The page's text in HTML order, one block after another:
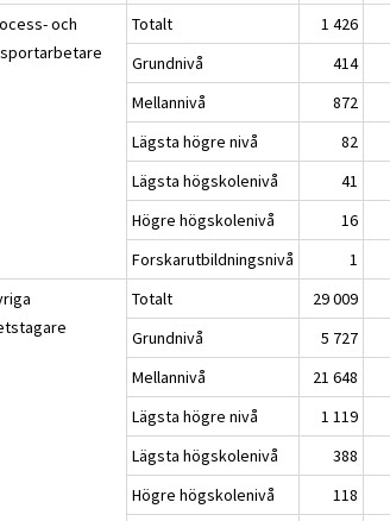
och
Totalt 1 426
Grundnivå
414
Mellannivå
872
Lägsta högre nivå
82
Lägsta högskolenivå
41
Högre högskolenivå
16
Forskarutbildningsnivå
1
Totalt 29 009
Grundnivå
5 727
Mellannivå
21 648
Lägsta högre nivå
1 119
Lägsta högskolenivå
388
Högre högskolenivå
118